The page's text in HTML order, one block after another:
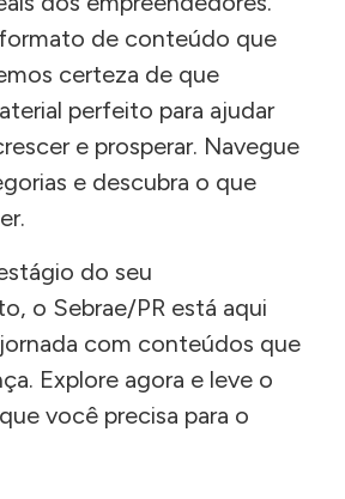
de conteúdo que
certeza de que
perfeito para ajudar
e prosperar. Navegue
e descubra o que
do seu
o Sebrae/PR está aqui
jornada com conteúdos que
Explore agora e leve o
você precisa para o